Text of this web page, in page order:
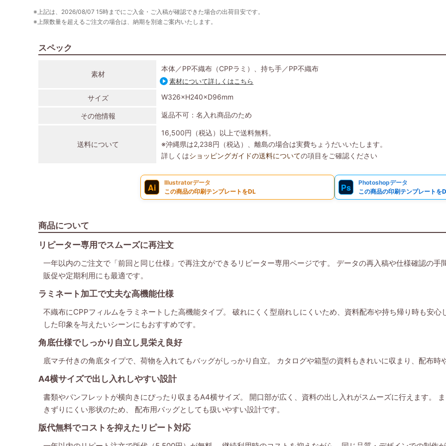
※上記は、2026/08/07 15時までにご入金・ご入稿が確認できた場合の出荷目安です。
※上限数量を超えるご注文の場合は、納期を別途ご案内いたします。
スペック
素材
本体／PP不織布（CPPラミ）、持ち手／PP不織布
素材について詳しくはこちら
サイズ W326×H240×D96mm
その他情報 返品不可：名入れ商品のため
送料について
16,500円（税込）以上で送料無料。
※沖縄県は2,238円（税込）、離島の場合は実費ちょうだいいたします。
詳しくはショッピングガイドの送料についての項目をご確認ください
Ai
Illustratorデータ
この商品の印刷テンプレートをDL
Ps
Photoshopデータ
この商品の印刷テンプレートを
商品について
リピーター専用でスムーズに再注文
一年以内のご注文で「前回と同じ仕様」で再注文ができるリピーター専用ページです。 データの再入稿や仕様確認の
販促や定期利用にも最適です。
ラミネート加工で丈夫な高機能仕様
不織布にCPPフィルムをラミネートした高機能タイプ。 破れにくく型崩れしにくいため、資料配布や持ち帰り時も安
した印象を与えたいシーンにもおすすめです。
角底仕様でしっかり自立し見栄え良好
底マチ付きの角底タイプで、荷物を入れてもバッグがしっかり自立。 カタログや箱型の資料もきれいに収まり、配布時
A4横サイズで出し入れしやすい設計
書類やパンフレットが横向きにぴったり収まるA4横サイズ。 開口部が広く、資料の出し入れがスムーズに行えます。
きずりにくい形状のため、 配布用バッグとしても扱いやすい設計です。
版代無料でコストを抑えたリピート対応